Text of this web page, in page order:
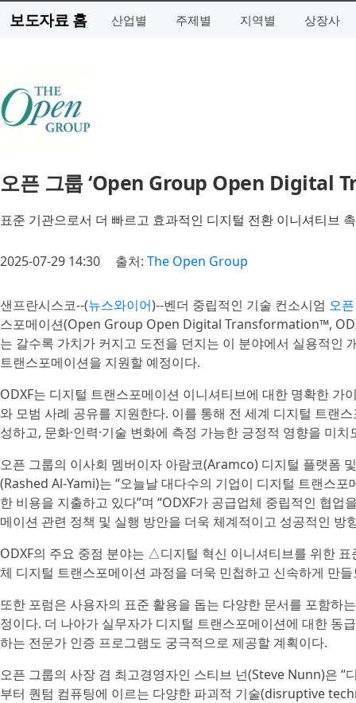
보도자료 홈 산업별 주제별 지역별 상장사
오픈 그룹 ‘Open Group Open Digital
표준 기관으로서 더 빠르고 효과적인 디지털 전환 이니셔티브
2025-07-29 14:30 출처: The Open Group
샌프란시스코--(뉴스와이어)--벤더 중립적인 기술 컨소시엄 오
스포메이션(Open Group Open Digital Transformation™,
는 갈수록 가치가 커지고 도전을 던지는 이 분야에서 실용적인
트랜스포메이션을 지원할 예정이다.
ODXF는 디지털 트랜스포메이션 이니셔티브에 대한 명확한 가
와 모범 사례 공유를 지원한다. 이를 통해 전 세계 디지털 트랜
성하고, 문화·인력·기술 변화에 측정 가능한 긍정적 영향을 미
오픈 그룹의 이사회 멤버이자 아람코(Aramco) 디지털 플랫폼
(Rashed Al-Yami)는 “오늘날 대다수의 기업이 디지털 트랜스
한 비용을 지출하고 있다”며 “ODXF가 공급업체 중립적인 협
메이션 관련 정책 및 실행 방안을 더욱 체계적이고 성공적인 방
ODXF의 주요 중점 분야는 △디지털 혁신 이니셔티브를 위한
체 디지털 트랜스포메이션 과정을 더욱 민첩하고 신속하게 만
또한 포럼은 사용자의 표준 활용을 돕는 다양한 문서를 포함
정이다. 더 나아가 실무자가 디지털 트랜스포메이션에 대한 동
하는 전문가 인증 프로그램도 궁극적으로 제공할 계획이다.
오픈 그룹의 사장 겸 최고경영자인 스티브 넌(Steve Nunn)은
부터 퀀텀 컴퓨팅에 이르는 다양한 파괴적 기술(disruptive